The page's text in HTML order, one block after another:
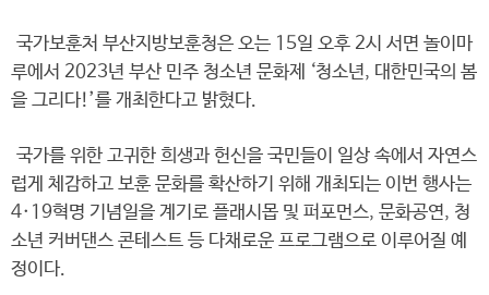
국가보훈처 부산지방보훈청은 오는 15일 오후 2시 서면 놀이마
루에서 2023년 부산 민주 청소년 문화제 ‘청소년, 대한민국의 봄
을 그리다!’를 개최한다고 밝혔다.
국가를 위한 고귀한 희생과 헌신을 국민들이 일상 속에서 자연스
럽게 체감하고 보훈 문화를 확산하기 위해 개최되는 이번 행사는
4·19혁명 기념일을 계기로 플래시몹 및 퍼포먼스, 문화공연, 청
소년 커버댄스 콘테스트 등 다채로운 프로그램으로 이루어질 예
정이다.